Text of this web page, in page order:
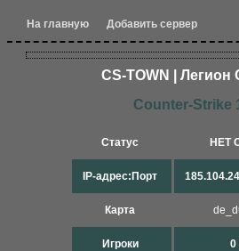
На главную Добавить сервер
CS-TOWN | Легион
Counter-Strike
Статус
IP-адрес:Порт
Карта
Игроки
НЕТ
0